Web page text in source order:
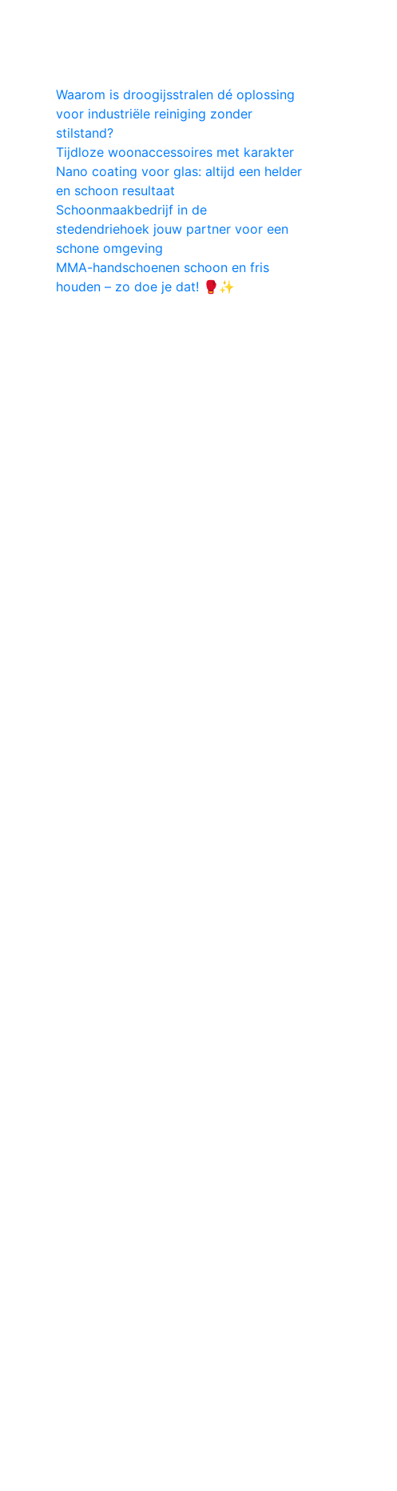
Waarom is droogijsstralen dé oplossing
voor industriële reiniging zonder
stilstand?
Tijdloze woonaccessoires met karakter
Nano coating voor glas: altijd een helder
en schoon resultaat
Schoonmaakbedrijf in de
stedendriehoek jouw partner voor een
schone omgeving
MMA-handschoenen schoon en fris
houden – zo doe je dat! 🥊✨